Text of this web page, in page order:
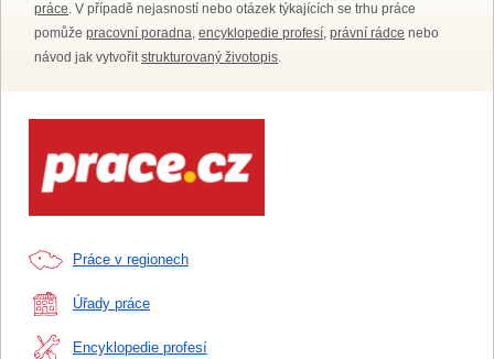
práce. V případě nejasností nebo otázek týkajících se trhu práce
pomůže pracovní poradna, encyklopedie profesí, právní rádce nebo
návod jak vytvořitstrukturovaný životopis.
Práce v regionech
Úřady práce
Encyklopedie profesí